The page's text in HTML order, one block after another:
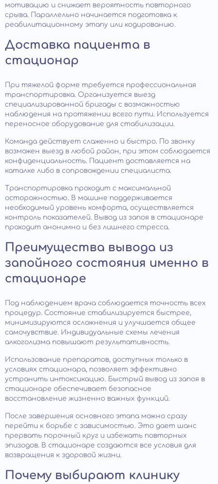
мотивацию и снижает вероятность повторного
срыва. Параллельно начинается подготовка к
реабилитационному этапу или кодированию.
Доставка пациента в
стационар
При тяжелой форме требуется профессиональная
транспортировка. Организуется выезд
специализированной бригады с возможностью
наблюдения на протяжении всего пути. Используется
переносное оборудование для стабилизации.
Команда действует слаженно и быстро. По звонку
возможен выезд в любой район, при этом соблюдается
конфиденциальность. Пациент доставляется на
каталке либо в сопровождении специалиста.
Транспортировка проходит с максимальной
осторожностью. В машине поддерживается
необходимый уровень комфорта, осуществляется
контроль показателей. Вывод из запоя в стационаре
проходит анонимно и без лишнего стресса.
Преимущества вывода из
запойного состояния именно в
стационаре
Под наблюдением врача соблюдается точность всех
процедур. Состояние стабилизируется быстрее,
минимизируются осложнения и улучшается общее
самочувствие. Индивидуальные схемы лечения
алкоголизма повышают результативность.
Использование препаратов, доступных только в
условиях стационара, позволяет эффективно
устранить интоксикацию. Быстрый вывод из запоя в
стационаре обеспечивает безопасное
восстановление жизненно важных функций.
После завершения основного этапа можно сразу
перейти к борьбе с зависимостью. Это дает шанс
прервать порочный круг и избежать повторных
эпизодов. В стационаре создаются все условия для
возвращения к здоровой жизни.
Почему выбирают клинику